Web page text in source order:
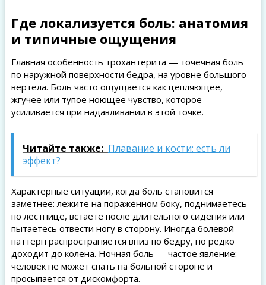
Где локализуется боль: анатомия
и типичные ощущения
Главная особенность трохантерита — точечная боль
по наружной поверхности бедра, на уровне большого
вертела. Боль часто ощущается как цепляющее,
жгучее или тупое ноющее чувство, которое
усиливается при надавливании в этой точке.
Читайте также: Плавание и кости: есть ли
эффект?
Характерные ситуации, когда боль становится
заметнее: лежите на поражённом боку, поднимаетесь
по лестнице, встаёте после длительного сидения или
пытаетесь отвести ногу в сторону. Иногда болевой
паттерн распространяется вниз по бедру, но редко
доходит до колена. Ночная боль — частое явление:
человек не может спать на больной стороне и
просыпается от дискомфорта.